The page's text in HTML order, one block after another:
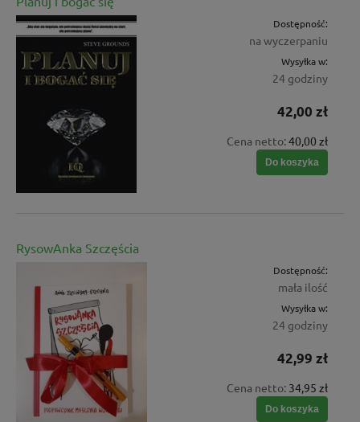
Dostępność:
na wyczerpaniu
Wysyłka w:
24 godziny
42,00 zł
Cena netto:40,00 zł
Do koszyka
RysowAnka Szczęścia
Dostępność:
mała ilość
Wysyłka w:
24 godziny
42,99 zł
Cena netto: 34,95 zł
Do koszyka